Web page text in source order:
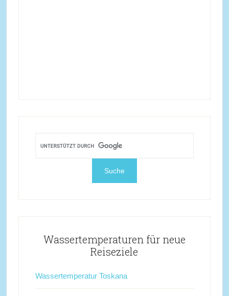
Wassertemperaturen für neue
Reiseziele
Wassertemperatur Toskana